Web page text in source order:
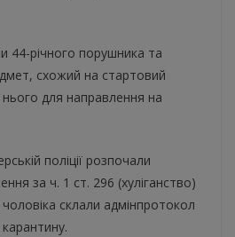
44-річного порушника та
схожий на стартовий
для направлення на
поліції розпочали
за ч. 1 ст. 296 (хуліганство)
склали адмінпротокол